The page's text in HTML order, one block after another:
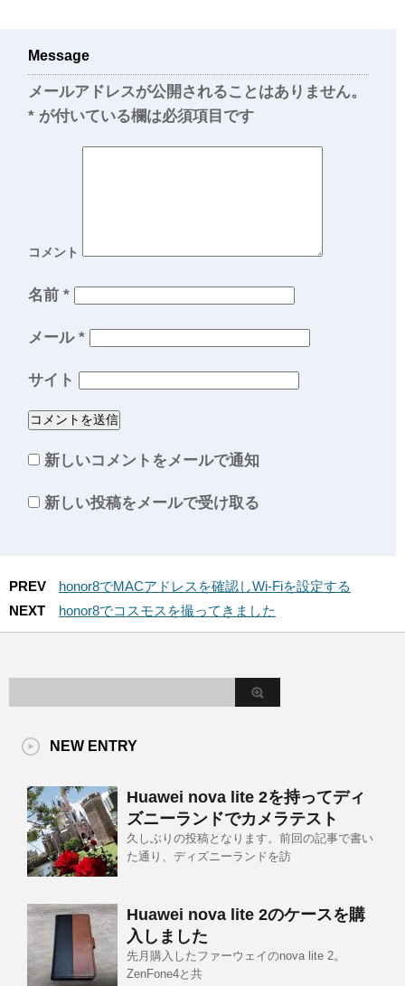
Message
メールアドレスが公開されることはありません。
* が付いている欄は必須項目です
コメント
名前 *
メール *
サイト
新しいコメントをメールで通知
新しい投稿をメールで受け取る
PREV
honor8でMACアドレスを確認しWi-Fiを設定する
NEXT
honor8でコスモスを撮ってきました
NEW ENTRY
Huawei nova lite 2を持ってディ
ズニーランドでカメラテスト
久しぶりの投稿となります。前回の記事で書い
た通り、ディズニーランドを訪
Huawei nova lite 2のケースを購
入しました
先月購入したファーウェイのnova lite 2。
ZenFone4と共